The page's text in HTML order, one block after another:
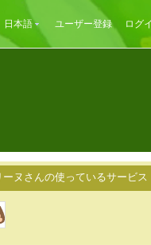
日本語 ユーザー登録 ログ
ーヌさんの使っているサービス